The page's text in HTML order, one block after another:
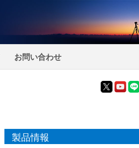
お問い合わせ
製品情報